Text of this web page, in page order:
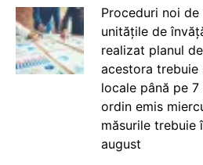
Proceduri noi
unitățile de
realizat planul
acestora
locale până pe
ordin emis
măsurile trebuie
august